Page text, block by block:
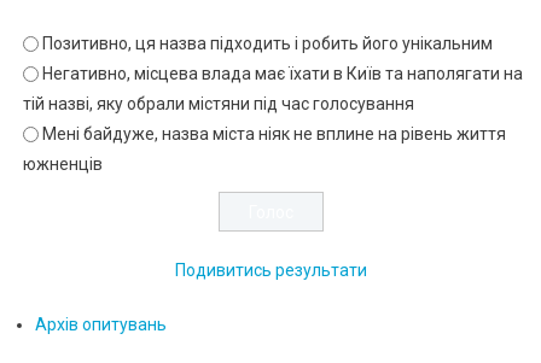
Позитивно, ця назва підходить і робить його унікальним
Негативно, місцева влада має їхати в Київ та наполягати на
тій назві, яку обрали містяни під час голосування
Мені байдуже, назва міста ніяк не вплине на рівень життя
южненців
Подивитись результати
Архів опитувань